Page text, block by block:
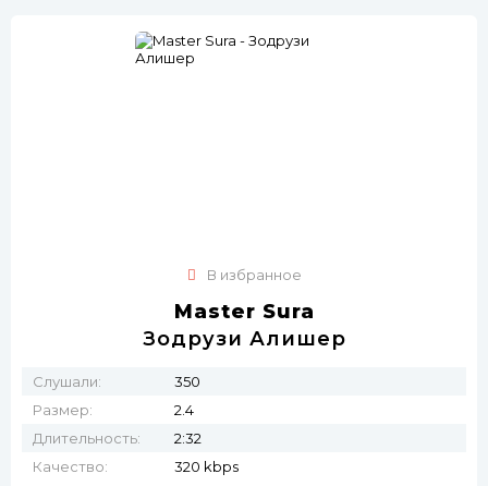
В избранное
Master Sura
Зодрузи Алишер
Слушали:
350
Размер:
2.4
Длительность:
2:32
Качество:
320 kbps